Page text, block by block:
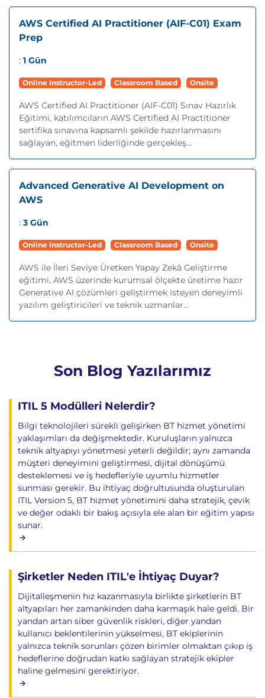
AWS Certified AI Practitioner (AIF-C01) Exam
Prep
: 1 Gün
Online Instructor-Led Classroom Based Onsite
AWS Certified AI Practitioner (AIF-C01) Sınav Hazırlık
Eğitimi, katılımcıların AWS Certified AI Practitioner
sertifika sınavına kapsamlı şekilde hazırlanmasını
sağlayan, eğitmen liderliğinde gerçekleş...
Advanced Generative AI Development on
AWS
: 3 Gün
Online Instructor-Led Classroom Based Onsite
AWS ile İleri Seviye Üretken Yapay Zekâ Geliştirme
eğitimi, AWS üzerinde kurumsal ölçekte üretime hazır
Generative AI çözümleri geliştirmek isteyen deneyimli
yazılım geliştiricileri ve teknik uzmanlar...
Son Blog Yazılarımız
ITIL 5 Modülleri Nelerdir?
Bilgi teknolojileri sürekli gelişirken BT hizmet yönetimi
yaklaşımları da değişmektedir. Kuruluşların yalnızca
teknik altyapıyı yönetmesi yeterli değildir; aynı zamanda
müşteri deneyimini geliştirmesi, dijital dönüşümü
desteklemesi ve iş hedefleriyle uyumlu hizmetler
sunması gerekir. Bu ihtiyaç doğrultusunda oluşturulan
ITIL Version 5, BT hizmet yönetimini daha stratejik, çevik
ve değer odaklı bir bakış açısıyla ele alan bir eğitim yapısı
sunar.
Şirketler Neden ITIL'e İhtiyaç Duyar?
Dijitalleşmenin hız kazanmasıyla birlikte şirketlerin BT
altyapıları her zamankinden daha karmaşık hale geldi. Bir
yandan artan siber güvenlik riskleri, diğer yandan
kullanıcı beklentilerinin yükselmesi, BT ekiplerinin
yalnızca teknik sorunları çözen birimler olmaktan çıkıp iş
hedeflerine doğrudan katkı sağlayan stratejik ekipler
haline gelmesini gerektiriyor.